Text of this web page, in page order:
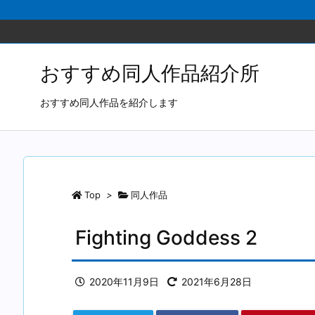
おすすめ同人作品紹介所
おすすめ同人作品を紹介します
Top > 同人作品
Fighting Goddess 2
2020年11月9日 2021年6月28日